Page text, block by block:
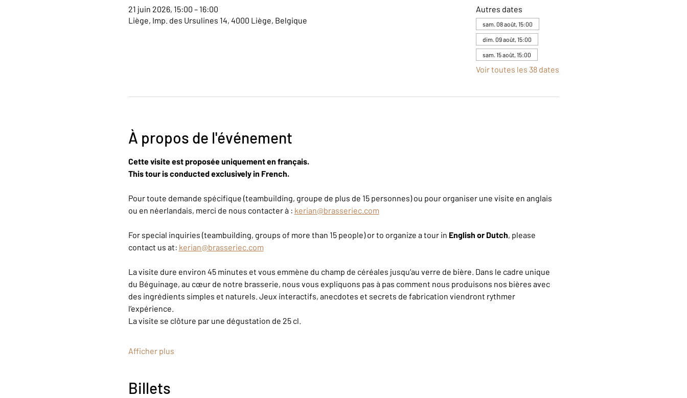
21 juin 2026, 15:00 – 16:00
Liège, Imp. des Ursulines 14, 4000 Liège, Belgique
Autres dates
sam. 08 août, 15:00
dim. 09 août, 15:00
sam. 15 août, 15:00
Voir toutes les 38 dates
À propos de l'événement
Cette visite est proposée uniquement en français.
This tour is conducted exclusively in French.
Pour toute demande spécifique (teambuilding, groupe de plus de 15 personnes) ou pour organiser une visite en anglais
ou en néerlandais, merci de nous contacter à : kerian@brasseriec.com
For special inquiries (teambuilding, groups of more than 15 people) or to organize a tour in English or Dutch, please
contact us at: kerian@brasseriec.com
La visite dure environ 45 minutes et vous emmène du champ de céréales jusqu’au verre de bière. Dans le cadre unique
du Béguinage, au cœur de notre brasserie, nous vous expliquons pas à pas comment nous produisons nos bières avec
des ingrédients simples et naturels. Jeux interactifs, anecdotes et secrets de fabrication viendront rythmer
l’expérience.
La visite se clôture par une dégustation de 25 cl.
Afficher plus
Billets